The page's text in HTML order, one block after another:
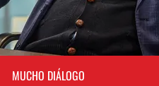
MUCHO DIÁLOGO